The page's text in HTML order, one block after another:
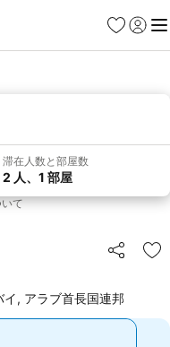
お気に入り
ログイ
メ
滞在人数と部屋数
2 人、1 部屋
て
シェア
お
, アラブ首長国連邦